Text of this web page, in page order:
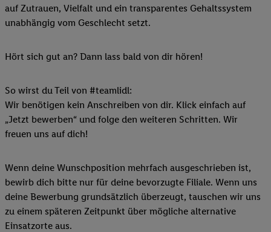
auf Zutrauen, Vielfalt und ein transparentes Gehaltssystem
unabhängig vom Geschlecht setzt.
Hört sich gut an? Dann lass bald von dir hören!
So wirst du Teil von #teamlidl:
Wir benötigen kein Anschreiben von dir. Klick einfach auf
„Jetzt bewerben“ und folge den weiteren Schritten. Wir
freuen uns auf dich!
Wenn deine Wunschposition mehrfach ausgeschrieben ist,
bewirb dich bitte nur für deine bevorzugte Filiale. Wenn uns
deine Bewerbung grundsätzlich überzeugt, tauschen wir uns
zu einem späteren Zeitpunkt über mögliche alternative
Einsatzorte aus.